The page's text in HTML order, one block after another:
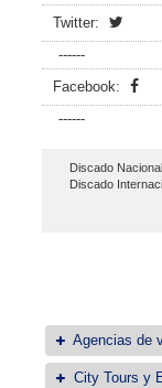
Twitter:
------
Facebook:
------
Discado
Discado
Agencias de
City Tours y